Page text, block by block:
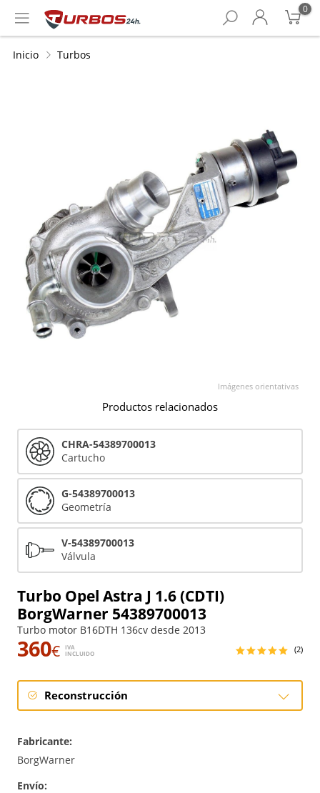
0
Inicio Turbos
Turbo Opel Astra J 1.6 (CDTI)
BorgWarner 54389700013
Turbo motor B16DTH 136cv desde 2013
360€
IVA
INCLUIDO
(2)
Reconstrucción
Reconstrucción
Fabricante:
BorgWarner
Envío:
Imágenes orientativas
Productos relacionados
CHRA-54389700013
Cartucho
G-54389700013
Geometría
V-54389700013
Válvula